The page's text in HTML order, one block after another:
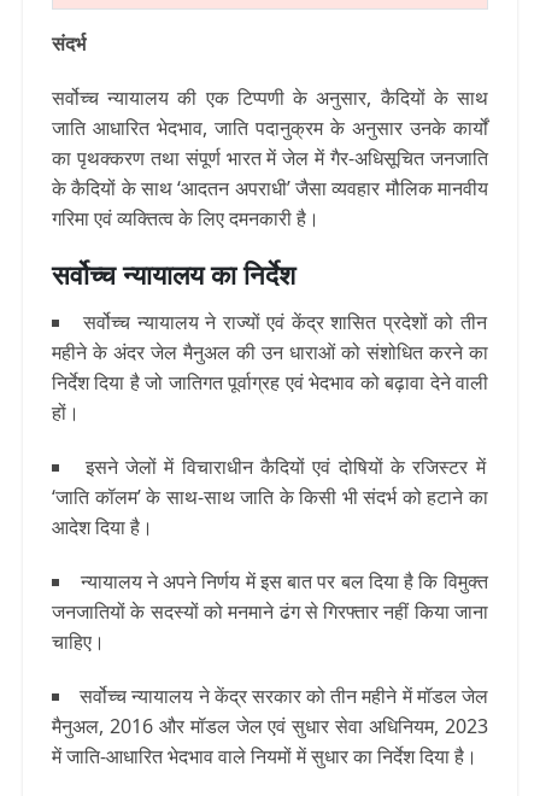
संदर्भ
सर्वोच्च न्यायालय की एक टिप्पणी के अनुसार, कैदियों के साथ
जाति आधारित भेदभाव, जाति पदानुक्रम के अनुसार उनके कार्यों
का पृथक्करण तथा संपूर्ण भारत में जेल में गैर-अधिसूचित जनजाति
के कैदियों के साथ ‘आदतन अपराधी’ जैसा व्यवहार मौलिक मानवीय
गरिमा एवं व्यक्तित्व के लिए दमनकारी है।
सर्वोच्च न्यायालय का निर्देश
सर्वोच्च न्यायालय ने राज्यों एवं केंद्र शासित प्रदेशों को तीन
महीने के अंदर जेल मैनुअल की उन धाराओं को संशोधित करने का
निर्देश दिया है जो जातिगत पूर्वाग्रह एवं भेदभाव को बढ़ावा देने वाली
हों।
इसने जेलों में विचाराधीन कैदियों एवं दोषियों के रजिस्टर में
‘जाति कॉलम’ के साथ-साथ जाति के किसी भी संदर्भ को हटाने का
आदेश दिया है।
न्यायालय ने अपने निर्णय में इस बात पर बल दिया है कि विमुक्त
जनजातियों के सदस्यों को मनमाने ढंग से गिरफ्तार नहीं किया जाना
चाहिए।
सर्वोच्च न्यायालय ने केंद्र सरकार को तीन महीने में मॉडल जेल
मैनुअल, 2016 और मॉडल जेल एवं सुधार सेवा अधिनियम, 2023
में जाति-आधारित भेदभाव वाले नियमों में सुधार का निर्देश दिया है।